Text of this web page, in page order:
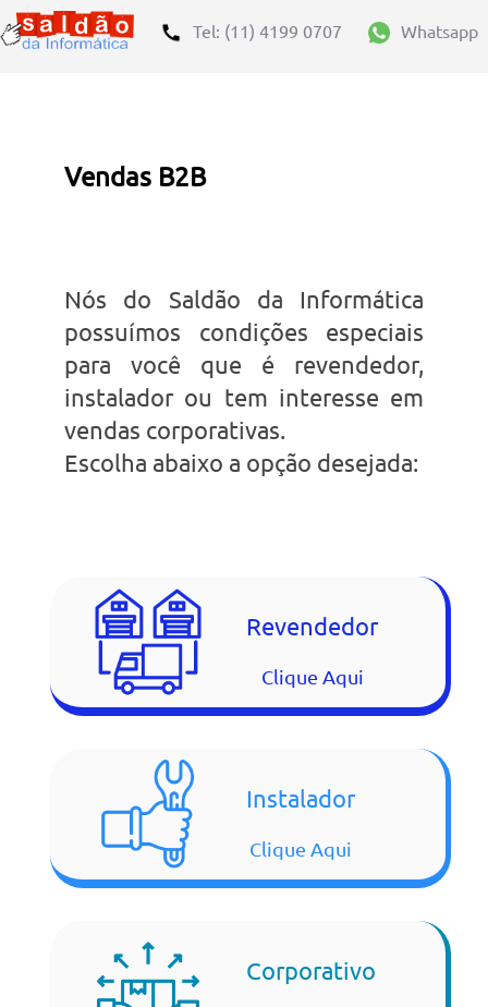
Tel: (11) 4199 0707 Whatsapp
Vendas B2B
Nós do Saldão da Informática
possuímos condições especiais
para você que é revendedor,
instalador ou tem interesse em
vendas corporativas.
Escolha abaixo a opção desejada:
Revendedor
Clique Aqui
Instalador
Clique Aqui
Corporativo